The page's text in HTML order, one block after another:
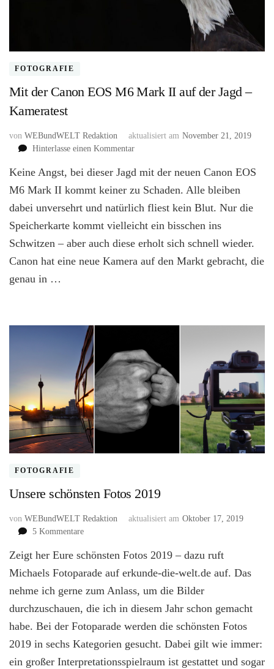
FOTOGRAFIE
Mit der Canon EOS M6 Mark II auf der Jagd –
Kameratest
von WEBundWELT Redaktion aktualisiert am November 21, 2019
Hinterlasse einen Kommentarzu
der
Canon
M6
Mark
der
Keine Angst, bei dieser Jagd mit der neuen Canon EOS
M6 Mark II kommt keiner zu Schaden. Alle bleiben
dabei unversehrt und natürlich fliest kein Blut. Nur die
Speicherkarte kommt vielleicht ein bisschen ins
Schwitzen – aber auch diese erholt sich schnell wieder.
Canon hat eine neue Kamera auf den Markt gebracht, die
genau in …
FOTOGRAFIE
Unsere schönsten Fotos 2019
von WEBundWELT Redaktion aktualisiert am Oktober 17, 2019
5 Kommentarezu
schönsten
Fotos
Zeigt her Eure schönsten Fotos 2019 – dazu ruft
Michaels Fotoparade auf erkunde-die-welt.de auf. Das
nehme ich gerne zum Anlass, um die Bilder
durchzuschauen, die ich in diesem Jahr schon gemacht
habe. Bei der Fotoparade werden die schönsten Fotos
2019 in sechs Kategorien gesucht. Dabei gilt wie immer:
ein großer Interpretationsspielraum ist gestattet und sogar